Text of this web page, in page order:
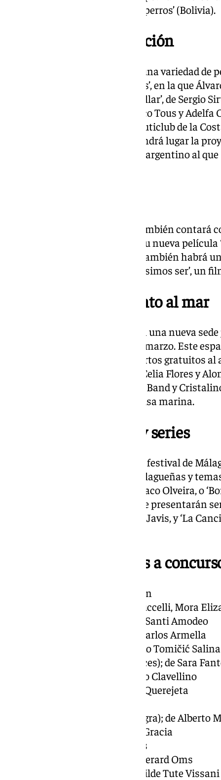
cero’ (Argentina) y ‘El ladrón de perros’ (Bolivia).
Málaga como inspiración
En esta edición habrá además una variedad
en la ciudad, como son ‘Vírgenes’, en la que
Costa del Sol de los años 60, ‘Aullar’, de
Martínez, Antonio Dechent, Paco Tous y Adelfa
que habla de un taxista de un puticlub de la
Jaime Lorente. Por otro lado, tendrá lugar la
de Alejandro Agresti, el director argentino al
La sección fuera de concurso también
el regreso de Julio Médem con su nueva película
protagonizada por Paco León. También habrá
con la proyección de ‘Lo que quisimos ser’, un
Un nuevo espacio junto al mar
Este año, el festival contará con una nueva
que se inaugura el sábado 15 de marzo. Este
tecnología audiovisual y conciertos gratuitos
que se presentarán incluyen a Celia Flores y
otras actuaciones de Lito Blues Band y
disfrutar de música, cine y la brisa marina.
Cine, documentales y series
Además de los largometrajes, el festival de
documentales sobre figuras malagueñas y
sobre el sacerdote malagueño Paco Olveira, o
director de ‘Furtivos’ También se presentarán
‘Mariliendre’, producida por Los Javis, y ‘La
Listado largometrajes a
La deuda; de Daniel Guzmán
Culpa cero; de Valeria Bertuccelli, Mora
El cielo de los animales; de Santi Amodeo
El diablo en el camino; de Carlos Armella
El ladrón de perros; de Vinko Tomičić
Jone, batzuetan (Jone, a veces); de Sara
La buena letra; de Celia Rico Clavellino
La buena suerte; de Gracia Querejeta
La terra negra (La tierra negra); de Alberto
Lo que queda de ti; de Gala Gracia
Los tortuga; de Belén Funes
Molt lluny (Muy lejos); de Gerard Oms
Nunca fui a Disney; de Matilde Tute Vissani